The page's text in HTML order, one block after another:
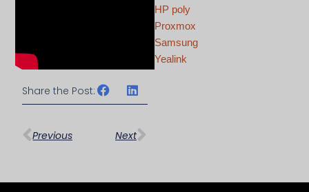
Share the Post:
上一頁
Previous Next
下一篇
HP poly
Proxmox
Samsung
Yealink